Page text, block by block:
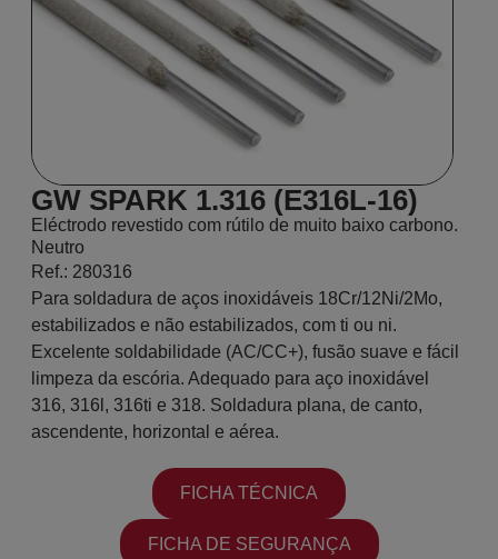
GW SPARK 1.316 (E316L-16)
Eléctrodo revestido com rútilo de muito baixo carbono.
Neutro
Ref.: 280316
Para soldadura de aços inoxidáveis 18Cr/12Ni/2Mo,
estabilizados e não estabilizados, com ti ou ni.
Excelente soldabilidade (AC/CC+), fusão suave e fácil
limpeza da escória. Adequado para aço inoxidável
316, 316l, 316ti e 318. Soldadura plana, de canto,
ascendente, horizontal e aérea.
FICHA TÉCNICA
FICHA DE SEGURANÇA